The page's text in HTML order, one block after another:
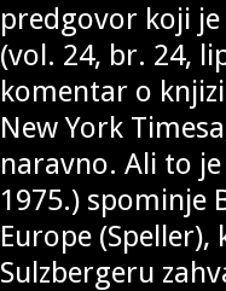
predgovor koji
(vol. 24, br. 24,
komentar o
New York
naravno. Ali to
1975.) spominje
Europe
Sulzbergeru